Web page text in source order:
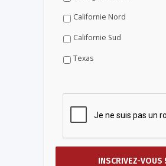
Californie Nord
Californie Sud
Texas